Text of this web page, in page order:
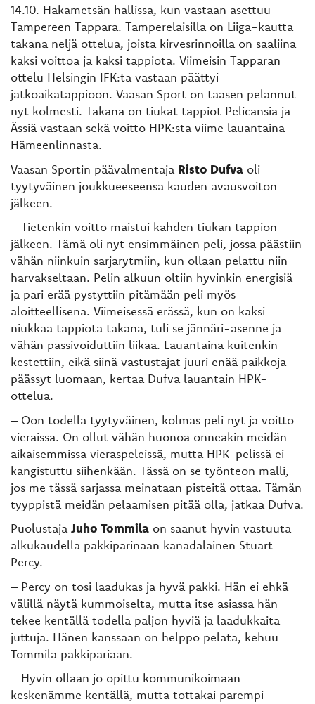
14.10. Hakametsän hallissa, kun vastaan asettuu
Tampereen Tappara. Tamperelaisilla on Liiga-kautta
takana neljä ottelua, joista kirvesrinnoilla on saaliina
kaksi voittoa ja kaksi tappiota. Viimeisin Tapparan
ottelu Helsingin IFK:ta vastaan päättyi
jatkoaikatappioon. Vaasan Sport on taasen pelannut
nyt kolmesti. Takana on tiukat tappiot Pelicansia ja
Ässiä vastaan sekä voitto HPK:sta viime lauantaina
Hämeenlinnasta.
Vaasan Sportin päävalmentaja Risto Dufva oli
tyytyväinen joukkueeseensa kauden avausvoiton
jälkeen.
– Tietenkin voitto maistui kahden tiukan tappion
jälkeen. Tämä oli nyt ensimmäinen peli, jossa päästiin
vähän niinkuin sarjarytmiin, kun ollaan pelattu niin
harvakseltaan. Pelin alkuun oltiin hyvinkin energisiä
ja pari erää pystyttiin pitämään peli myös
aloitteellisena. Viimeisessä erässä, kun on kaksi
niukkaa tappiota takana, tuli se jännäri-asenne ja
vähän passivoiduttiin liikaa. Lauantaina kuitenkin
kestettiin, eikä siinä vastustajat juuri enää paikkoja
päässyt luomaan, kertaa Dufva lauantain HPK-
ottelua.
– Oon todella tyytyväinen, kolmas peli nyt ja voitto
vieraissa. On ollut vähän huonoa onneakin meidän
aikaisemmissa vieraspeleissä, mutta HPK-pelissä ei
kangistuttu siihenkään. Tässä on se työnteon malli,
jos me tässä sarjassa meinataan pisteitä ottaa. Tämän
tyyppistä meidän pelaamisen pitää olla, jatkaa Dufva.
PuolustajaJuho Tommila on saanut hyvin vastuuta
alkukaudella pakkiparinaan kanadalainen Stuart
Percy.
– Percy on tosi laadukas ja hyvä pakki. Hän ei ehkä
välillä näytä kummoiselta, mutta itse asiassa hän
tekee kentällä todella paljon hyviä ja laadukkaita
juttuja. Hänen kanssaan on helppo pelata, kehuu
Tommila pakkipariaan.
– Hyvin ollaan jo opittu kommunikoimaan
keskenämme kentällä, mutta tottakai parempi